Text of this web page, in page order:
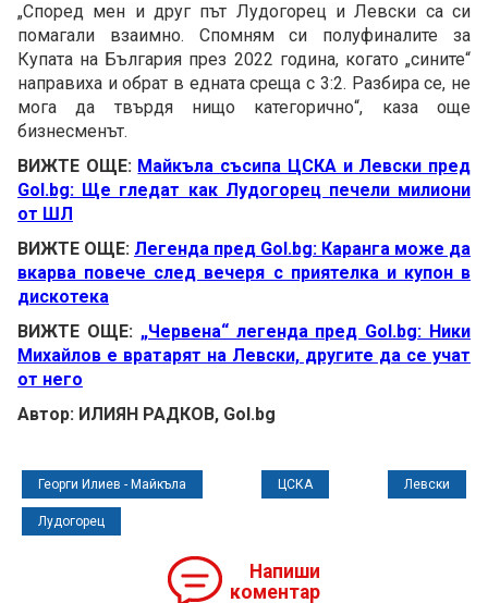
„Според мен и друг път Лудогорец и Левски са си
помагали взаимно. Спомням си полуфиналите за
Купата на България през 2022 година, когато „сините“
направиха и обрат в едната среща с 3:2. Разбира се, не
мога да твърдя нищо категорично“, каза още
бизнесменът.
ВИЖТЕ ОЩЕ: Майкъла съсипа ЦСКА и Левски пред
Gol.bg: Ще гледат как Лудогорец печели милиони
от ШЛ
ВИЖТЕ ОЩЕ: Легенда пред Gol.bg: Каранга може да
вкарва повече след вечеря с приятелка и купон в
дискотека
ВИЖТЕ ОЩЕ: „Червена“ легенда пред Gol.bg: Ники
Михайлов е вратарят на Левски, другите да се учат
от него
Автор: ИЛИЯН РАДКОВ, Gol.bg
Георги Илиев - Майкъла ЦСКА Левски
Лудогорец
Напиши
коментар